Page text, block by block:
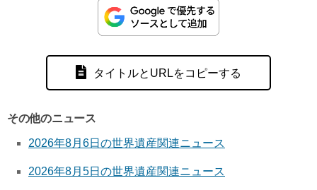
タイトルとURLをコピーする
その他のニュース
2026年8月6日の世界遺産関連ニュース
2026年8月5日の世界遺産関連ニュース